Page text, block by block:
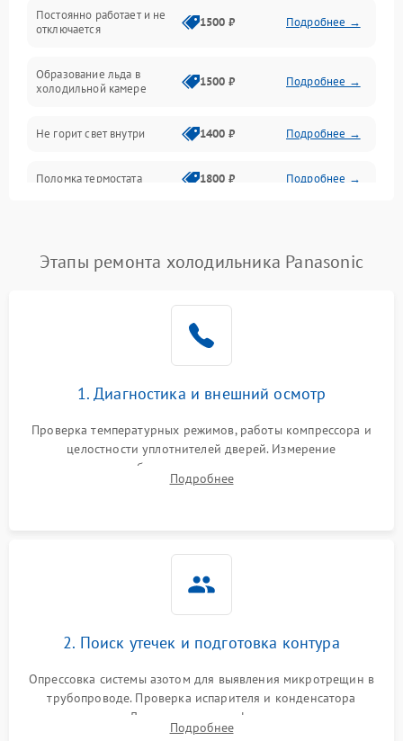
Постоянно работает и не
отключается
1500 ₽ Подробнее →
Образование льда в
холодильной камере
1500 ₽ Подробнее →
Не горит свет внутри 1400 ₽ Подробнее →
Поломка термостата 1800 ₽ Подробнее →
Поломка системы No Frost 2600 ₽ Подробнее →
работе
2000 ₽ Подробнее →
1000 ₽
1800 ₽
Этапы ремонта холодильника Panasonic
1. Диагностика и внешний осмотр
Проверка температурных режимов, работы компрессора и
целостности уплотнителей дверей. Измерение
сопротивления обмоток мотора, проверка термостата и
считывание кодов ошибок с электронного дисплея.
Подробнее
2. Поиск утечек и подготовка контура
Опрессовка системы азотом для выявления микротрещин в
трубопроводе. Проверка испарителя и конденсатора
течеискателем. Демонтаж старого фильтра-осушителя и
продувка капиллярной трубки для устранения засоров.
Подробнее